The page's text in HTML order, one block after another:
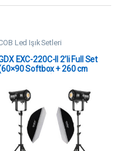
Led Işık Setleri
EXC-220C-II 2’li Full Set
Softbox + 260 cm